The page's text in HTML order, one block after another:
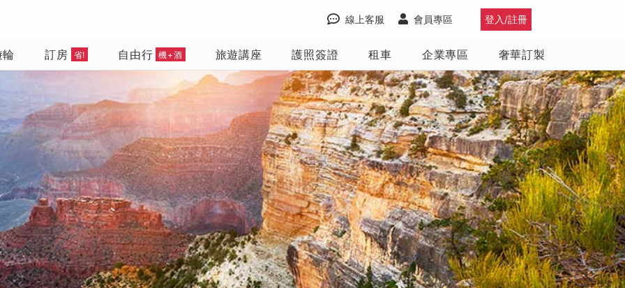
登入/註冊
會員專區
線上客服
訂房 省! 自由行 機+酒 旅遊講座 護照簽證 租車 企業專區 奢華訂製